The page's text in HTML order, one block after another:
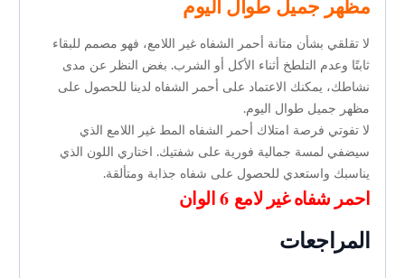
لا تقلقي بشأن متانة أحمر الشفاه غير اللامع، فهو مصمم للبقاء
ثابتًا وعدم التلطخ أثناء الأكل أو الشرب. بغض النظر عن مدى
نشاطك، يمكنك الاعتماد على أحمر الشفاه لدينا للحصول على
مظهر جميل طوال اليوم.
لا تفوتي فرصة امتلاك أحمر الشفاه المط غير اللامع الذي
سيضفي لمسة جمالية فورية على شفتيك. اختاري اللون الذي
يناسبك واستعدي للحصول على شفاه جذابة ومتألقة.
احمر شفاه غير لامع 6 الوان
المراجعات